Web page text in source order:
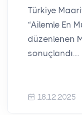
Türkiye
“Ailemle En
düzenlenen
sonuçlandı....
18.12.2025